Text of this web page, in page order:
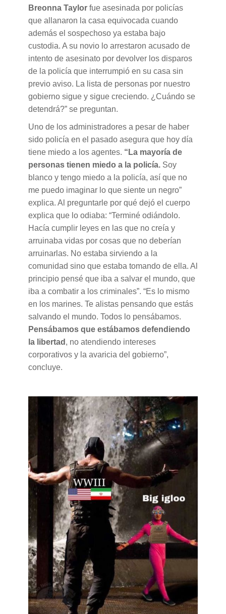
Breonna Taylor fue asesinada por policías
que allanaron la casa equivocada cuando
además el sospechoso ya estaba bajo
custodia. A su novio lo arrestaron acusado de
intento de asesinato por devolver los disparos
de la policía que interrumpió en su casa sin
previo aviso. La lista de personas por nuestro
gobierno sigue y sigue creciendo. ¿Cuándo se
detendrá?” se preguntan.
Uno de los administradores a pesar de haber
sido policía en el pasado asegura que hoy día
tiene miedo a los agentes. “La mayoría de
personas tienen miedo a la policía. Soy
blanco y tengo miedo a la policía, así que no
me puedo imaginar lo que siente un negro”
explica. Al preguntarle por qué dejó el cuerpo
explica que lo odiaba: “Terminé odiándolo.
Hacía cumplir leyes en las que no creía y
arruinaba vidas por cosas que no deberían
arruinarlas. No estaba sirviendo a la
comunidad sino que estaba tomando de ella. Al
principio pensé que iba a salvar el mundo, que
iba a combatir a los criminales”. “Es lo mismo
en los marines. Te alistas pensando que estás
salvando el mundo. Todos lo pensábamos.
Pensábamos que estábamos defendiendo
la libertad , no atendiendo intereses
corporativos y la avaricia del gobierno”,
concluye.